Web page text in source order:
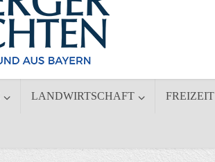
LANDWIRTSCHAFT FREIZEIT